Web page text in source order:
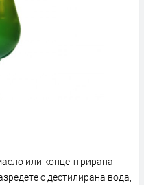
или концентрирана
с дестилирана вода,